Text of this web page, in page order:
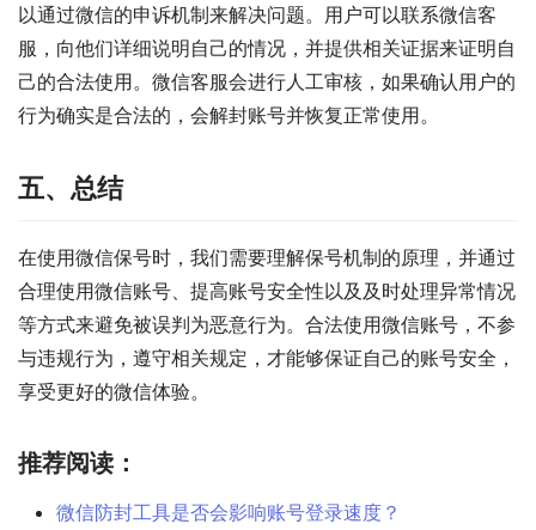
以通过微信的申诉机制来解决问题。用户可以联系微信客
服，向他们详细说明自己的情况，并提供相关证据来证明自
己的合法使用。微信客服会进行人工审核，如果确认用户的
行为确实是合法的，会解封账号并恢复正常使用。
五、总结
在使用微信保号时，我们需要理解保号机制的原理，并通过
合理使用微信账号、提高账号安全性以及及时处理异常情况
等方式来避免被误判为恶意行为。合法使用微信账号，不参
与违规行为，遵守相关规定，才能够保证自己的账号安全，
享受更好的微信体验。
推荐阅读：
微信防封工具是否会影响账号登录速度？